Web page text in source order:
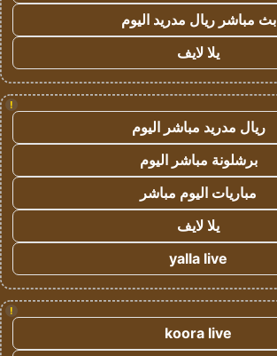
بث مباشر ريال مدريد اليوم
يلا لايف
!
ريال مدريد مباشر اليوم
برشلونة مباشر اليوم
مباريات اليوم مباشر
يلا لايف
yalla live
!
koora live